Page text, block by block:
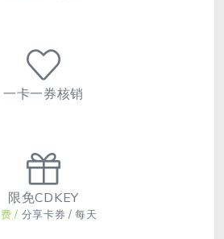
一卡一券核销
限免CDKEY
/ 分享卡券 / 每天